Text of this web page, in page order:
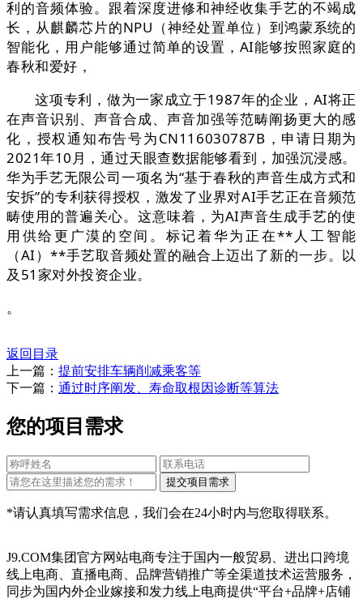
利的音频体验。跟着深度进修和神经收集手艺的不竭成
长，从麒麟芯片的NPU（神经处置单位）到鸿蒙系统的
智能化，用户能够通过简单的设置，AI能够按照家庭的
春秋和爱好，
这项专利，做为一家成立于1987年的企业，AI将正
在声音识别、声音合成、声音加强等范畴阐扬更大的感
化，授权通知布告号为CN116030787B，申请日期为
2021年10月，通过天眼查数据能够看到，加强沉浸感。
华为手艺无限公司一项名为“基于春秋的声音生成方式和
安拆”的专利获得授权，激发了业界对AI手艺正在音频范
畴使用的普遍关心。这意味着，为AI声音生成手艺的使
用供给更广漠的空间。标记着华为正在**人工智能
（AI）**手艺取音频处置的融合上迈出了新的一步。以
及51家对外投资企业。
。
返回目录
上一篇： 提前安排车辆削减乘客等
下一篇： 通过时序阐发、寿命取根因诊断等算法
您的项目需求
*请认真填写需求信息，我们会在24小时内与您取得联系。
J9.COM集团官方网站电商专注于国内一般贸易、进出口跨境
线上电商、直播电商、品牌营销推广等全渠道技术运营服务，
同步为国内外企业嫁接和发力线上电商提供“平台+品牌+店铺